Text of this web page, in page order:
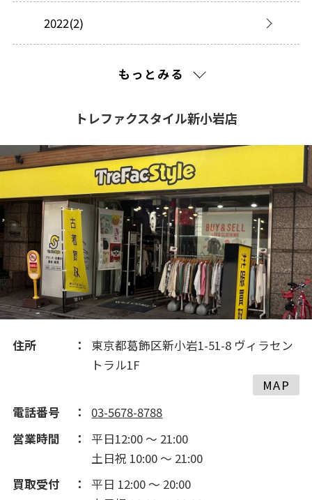
2022(2)
2019(324)
2018(322)
2017(134)
もっとみる
トレファクスタイル新小岩店
住所
東京都葛飾区新小岩1-51-8 ヴィラセン
トラル1F
MAP
電話番号
03-5678-8788
営業時間
平日12:00 ～ 21:00
土日祝 10:00 ～ 21:00
買取受付
平日 12:00 ～ 20:00